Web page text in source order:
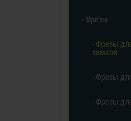
- Фрезы
- Фрезы
замков
- Фрезы
- Фрезы